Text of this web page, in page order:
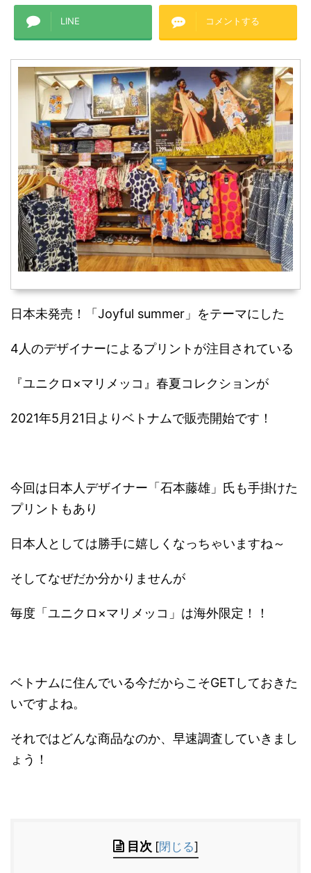
LINE コメントする
日本未発売！「Joyful summer」をテーマにした
4人のデザイナーによるプリントが注目されている
『ユニクロ×マリメッコ』春夏コレクションが
2021年5月21日よりベトナムで販売開始です！
今回は日本人デザイナー「石本藤雄」氏も手掛けた
プリントもあり
日本人としては勝手に嬉しくなっちゃいますね～
そしてなぜだか分かりませんが
毎度「ユニクロ×マリメッコ」は海外限定！！
ベトナムに住んでいる今だからこそGETしておきた
いですよね。
それではどんな商品なのか、早速調査していきまし
ょう！
目次 [閉じる]